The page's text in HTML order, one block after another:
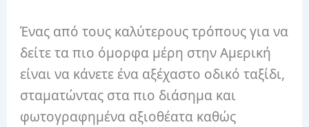
Ένας από τους καλύτερους τρόπους για να
δείτε τα πιο όμορφα μέρη στην Αμερική
είναι να κάνετε ένα αξέχαστο οδικό ταξίδι,
σταματώντας στα πιο διάσημα και
φωτογραφημένα αξιοθέατα καθώς